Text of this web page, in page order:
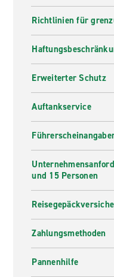
Richtlinien für
Erweiterter Schutz
Auftankservice
und 15 Personen
Zahlungsmethoden
Pannenhilfe